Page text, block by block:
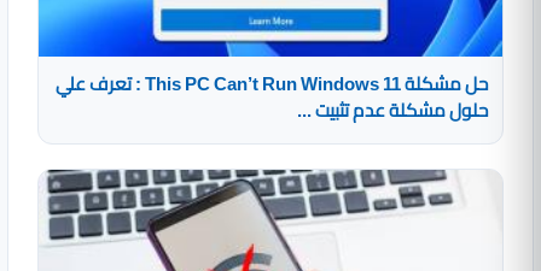
حل مشكلة This PC Can’t Run Windows 11 : تعرف علي
حلول مشكلة عدم تثبيت ...